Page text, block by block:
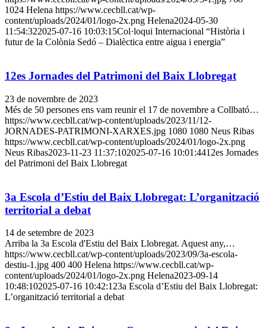
1024 Helena https://www.cecbll.cat/wp-
content/uploads/2024/01/logo-2x.png Helena2024-05-30
11:54:322025-07-16 10:03:15Col·loqui Internacional “Història i
futur de la Colònia Sedó – Dialèctica entre aigua i energia”
12es Jornades del Patrimoni del Baix Llobregat
23 de novembre de 2023
Més de 50 persones ens vam reunir el 17 de novembre a Collbató…
https://www.cecbll.cat/wp-content/uploads/2023/11/12-
JORNADES-PATRIMONI-XARXES.jpg 1080 1080 Neus Ribas
https://www.cecbll.cat/wp-content/uploads/2024/01/logo-2x.png
Neus Ribas2023-11-23 11:37:102025-07-16 10:01:4412es Jornades
del Patrimoni del Baix Llobregat
3a Escola d’Estiu del Baix Llobregat: L’organització
territorial a debat
14 de setembre de 2023
Arriba la 3a Escola d'Estiu del Baix Llobregat. Aquest any,…
https://www.cecbll.cat/wp-content/uploads/2023/09/3a-escola-
destiu-1.jpg 400 400 Helena https://www.cecbll.cat/wp-
content/uploads/2024/01/logo-2x.png Helena2023-09-14
10:48:102025-07-16 10:42:123a Escola d’Estiu del Baix Llobregat:
L’organització territorial a debat